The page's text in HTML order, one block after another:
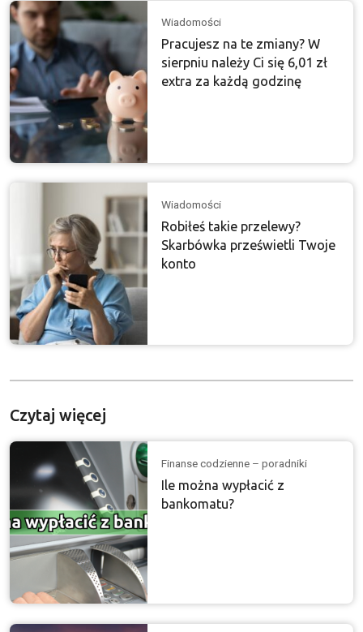
Wiadomości
Pracujesz na te zmiany? W
sierpniu należy Ci się 6,01 zł
extra za każdą godzinę
Wiadomości
Robiłeś takie przelewy?
Skarbówka prześwietli Twoje
konto
Czytaj więcej
Finanse codzienne – poradniki
Ile można wypłacić z
bankomatu?